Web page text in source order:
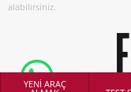
YENİ ARAÇ
alabilirsiniz.